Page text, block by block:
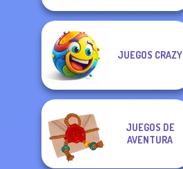
JUEGOS CRAZY
JUEGOS DE
AVENTURA